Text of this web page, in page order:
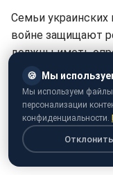
Семьи
войне защищают
должны иметь
на фронте.
родственникам в
Какой это
омбудсмен
🍪 Мы
Мы используем
персонализации
конфиденциальности.
Отклонить